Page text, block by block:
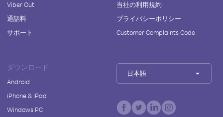
Viber Out
通話料
サポート
当社の利用規約
プライバシーポリシー
Customer Complaints Code
ダウンロード
Android
iPhone & iPad
Windows PC
日本語